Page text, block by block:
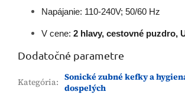
Napájanie: 110-240V; 50/60 Hz
V cene: 2 hlavy, cestovné puzdro,
Dodatočné parametre
Kategória: Sonické zubné kefky a
dospelých